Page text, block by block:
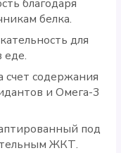
благодаря
белка.
для
еде.
счет содержания
и Омега-3
под
ЖКТ.